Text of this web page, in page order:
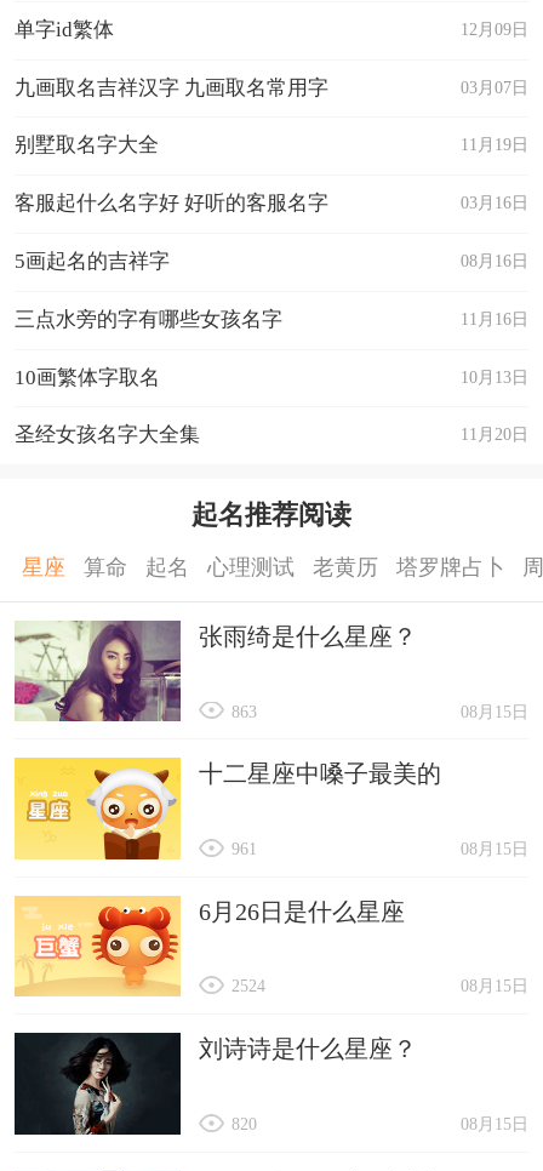
12月09日
单字id繁体
03月07日
九画取名吉祥汉字 九画取名常用字
11月19日
别墅取名字大全
03月16日
客服起什么名字好 好听的客服名字
08月16日
5画起名的吉祥字
11月16日
三点水旁的字有哪些女孩名字
10月13日
10画繁体字取名
11月20日
圣经女孩名字大全集
起名推荐阅读
星座 算命 起名 心理测试 老黄历 塔罗牌占卜
张雨绮是什么星座？
08月15日
863
十二星座中嗓子最美的
08月15日
961
6月26日是什么星座
08月15日
2524
刘诗诗是什么星座？
08月15日
820